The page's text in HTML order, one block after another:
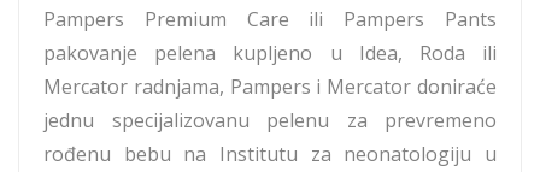
Pampers Premium Care ili Pampers Pants
pakovanje pelena kupljeno u Idea, Roda ili
Mercator radnjama, Pampers i Mercator doniraće
jednu specijalizovanu pelenu za prevremeno
rođenu bebu na Institutu za neonatologiju u